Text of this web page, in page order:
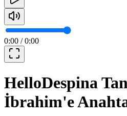
0:00 /0:00
HelloDespina
İbrahim'e